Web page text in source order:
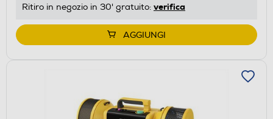
Ritiro in negozio in 30' gratuito: verifica
AGGIUNGI